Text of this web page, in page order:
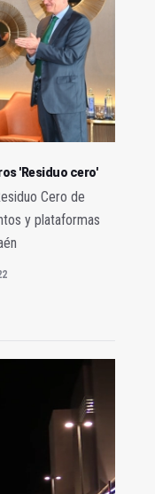
'Residuo cero'
Cero de
y plataformas